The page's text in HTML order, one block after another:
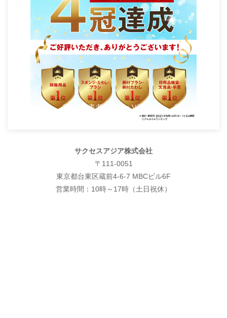
代表者 Wim De Voeght
サクセスアジア株式会社
〒111-0051
東京都台東区蔵前4-6-7 MBCビル6F
営業時間：10時～17時（土日祝休）